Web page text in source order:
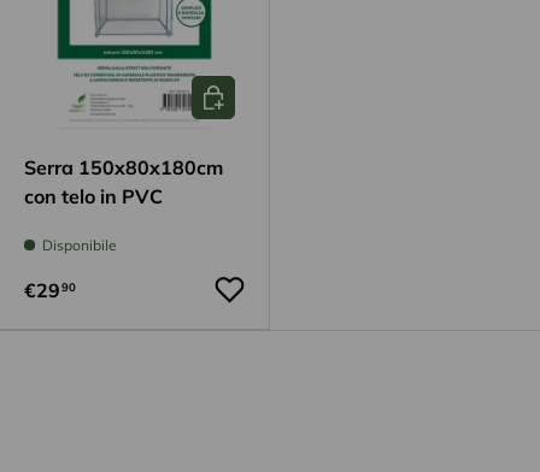
Serra 150x80x180cm
con telo in PVC
Disponibile
€2990
Aggiungi al carrello